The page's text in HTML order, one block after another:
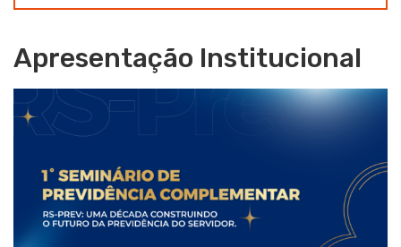
Apresentação Institucional